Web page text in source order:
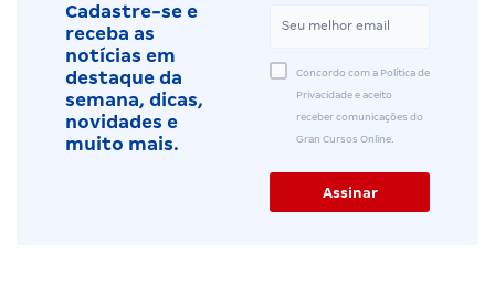
Cadastre-se e
receba as
notícias em
destaque da
semana, dicas,
novidades e
muito mais.
Concordo com a Política de
Privacidade e aceito
receber comunicações do
Gran Cursos Online.